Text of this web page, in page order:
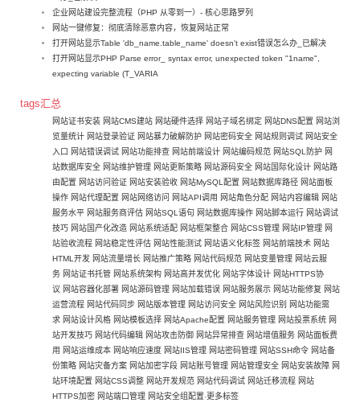
企业网站建设完整流程（PHP 从零到一）- 核心思路罗列
网站一键修复：彻底清除恶意内容，恢复网站正常
打开网站显示Table 'db_name.table_name' doesn't exist错误怎么办_已解决
打开网站显示PHP Parse error_ syntax error, unexpected token "1name",
expecting variable (T_VARIA
tags汇总
网站证书安装 网站CMS建站 网站硬件选择 网站子域名绑定 网站DNS配置 网站浏
览量统计 网站登录验证 网站暴力破解防护 网站密码安全 网站规则调试 网站安全
入口 网站错误调试 网站功能排查 网站前端设计 网站编码规范 网站SQL防护 网
站数据库安全 网站维护管理 网站更新策略 网站源码安全 网站国际化设计 网站路
由配置 网站访问验证 网站安装验收 网站MySQL配置 网站数据库路径 网站面板
操作 网站代理配置 网站网络访问 网站API调用 网站角色分配 网站内容编辑 网站
服务水平 网站服务商评估 网站SQL语句 网站数据库操作 网站脚本运行 网站调试
技巧 网站国产化改造 网站系统适配 网站框架整合 网站CSS管理 网站IP管理 网
站验收流程 网站稳定性评估 网站性能测试 网站语义化标签 网站前端技术 网站
HTML开发 网站流量增长 网站推广策略 网站代码规范 网站变量管理 网站云服
务 网站证书托管 网站系统架构 网站高并发优化 网站字体设计 网站HTTPS协
议 网站容器化部署 网站源码管理 网站加载错误 网站服务展示 网站功能修复 网站
运营流程 网站代码同步 网站版本管理 网站访问安全 网站风险识别
网站功能需
求 网站设计风格 网站模板选择 网站Apache配置 网站服务管理 网站投票系统 网
站开发技巧 网站代码编辑 网站攻击防御 网站异常排查 网站增值服务 网站面板费
用
网站运维成本 网站响应速度 网站IIS管理 网站密码管理 网站SSH命令 网站备
份策略 网站灾备方案 网站加密字段 网站账号管理 网站管理安全 网站安装故障 网
站环境配置 网站CSS调整 网站开发规范 网站代码调试 网站迁移流程 网站
HTTPS加密 网站端口管理 网站安全组配置-更多标签